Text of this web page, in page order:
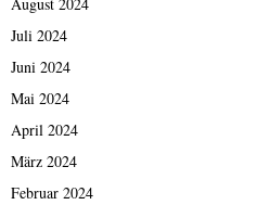
Juli 2024
Juni 2024
Mai 2024
April 2024
März 2024
Februar 2024